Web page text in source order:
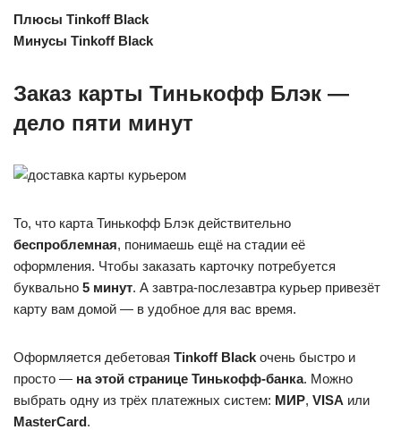
Плюсы Tinkoff Black
Минусы Tinkoff Black
Заказ карты Тинькофф Блэк —
дело пяти минут
То, что карта Тинькофф Блэк действительно
беспроблемная, понимаешь ещё на стадии её
оформления. Чтобы заказать карточку потребуется
буквально 5 минут. А завтра-послезавтра курьер привезёт
карту вам домой — в удобное для вас время.
Оформляется дебетовая Tinkoff Black очень быстро и
просто — на этой странице Тинькофф-банка. Можно
выбрать одну из трёх платежных систем: МИР, VISA или
MasterCard.